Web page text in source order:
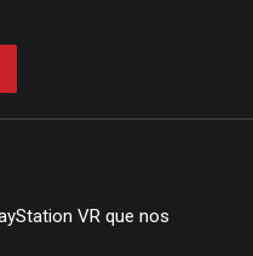
VR que nos